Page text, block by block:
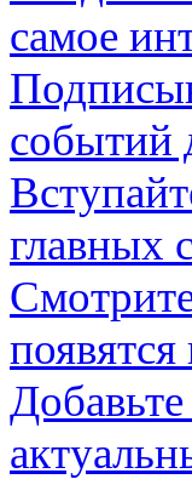
самое
событий
главных
появятся